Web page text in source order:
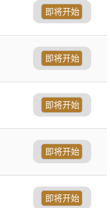
即将开始
即将开始
即将开始
即将开始
即将开始